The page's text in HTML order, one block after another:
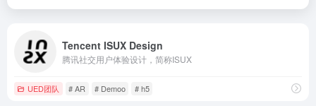
Tencent ISUX Design
腾讯社交用户体验设计，简称ISUX
UED团队 # AR # Demoo # h5